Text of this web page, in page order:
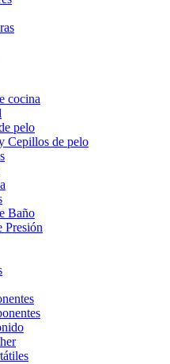
cocina
pelo
Cepillos de pelo
Baño
Presión